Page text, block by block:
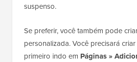
suspenso.
Se preferir, você também pode
personalizada. Você precisará
primeiro indo em Páginas »